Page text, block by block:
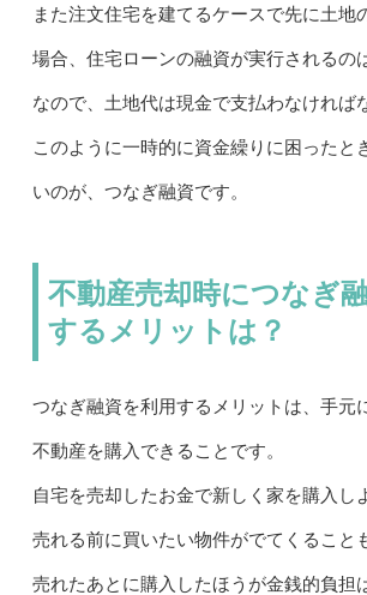
また注文住宅を建てるケースで先に土地
場合、住宅ローンの融資が実行されるの
なので、土地代は現金で支払わなければ
このように一時的に資金繰りに困ったと
いのが、つなぎ融資です。
不動産売却時につなぎ
するメリットは？
つなぎ融資を利用するメリットは、手元
不動産を購入できることです。
自宅を売却したお金で新しく家を購入し
売れる前に買いたい物件がでてくること
売れたあとに購入したほうが金銭的負担